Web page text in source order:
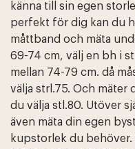
känna till sin egen
perfekt för dig kan du
måttband och mäta
69-74 cm, välj en bh i
mellan 74-79 cm. då
välja strl.75. Och mäter
du välja stl.80. Utöver
även mäta din egen
kupstorlek du